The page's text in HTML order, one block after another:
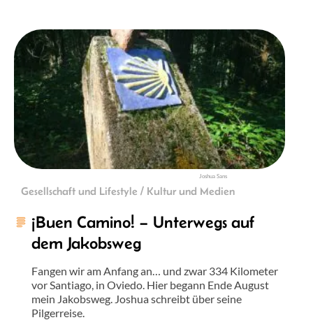
Joshua Sans
Gesellschaft und Lifestyle / Kultur und Medien
¡Buen Camino! – Unterwegs auf
dem Jakobsweg
Fangen wir am Anfang an… und zwar 334 Kilometer
vor Santiago, in Oviedo. Hier begann Ende August
mein Jakobsweg. Joshua schreibt über seine
Pilgerreise.